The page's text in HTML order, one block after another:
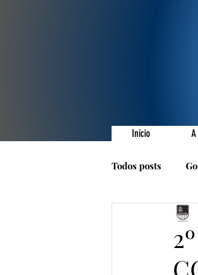
Início
Todos posts
Prêmios
1001 Poetas